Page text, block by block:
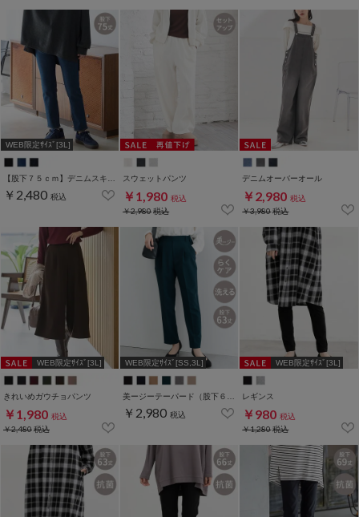
WEB限定ｻｲｽﾞ[3L]
￥2,480 税込
スウェットパンツ
￥1,980 税込
￥2,980税込
デニムオーバーオール
￥2,980 税込
￥3,980税込
WEB限定ｻｲｽﾞ[3L]
きれいめガウチョパンツ
￥1,980 税込
￥2,480税込
WEB限定ｻｲｽﾞ[SS,3L]
￥2,980 税込
WEB限定ｻｲｽﾞ[3L]
レギンス
￥980 税込
￥1,280税込